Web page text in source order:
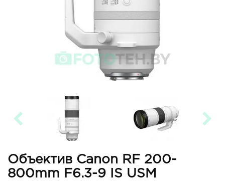
Объектив Canon RF 200-
800mm F6.3-9 IS USM